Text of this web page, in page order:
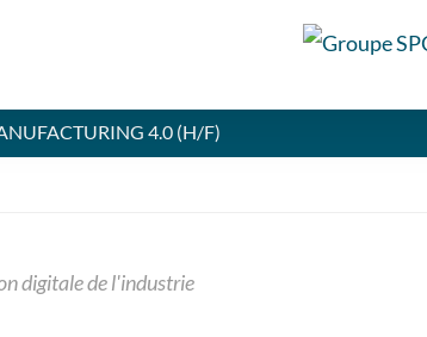
4.0 (H/F)
digitale de l'industrie